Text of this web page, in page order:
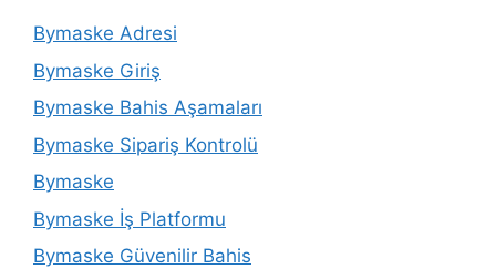
Bymaske Adresi
Bymaske Giriş
Bymaske Bahis Aşamaları
Bymaske Sipariş Kontrolü
Bymaske
Bymaske İş Platformu
Bymaske Güvenilir Bahis